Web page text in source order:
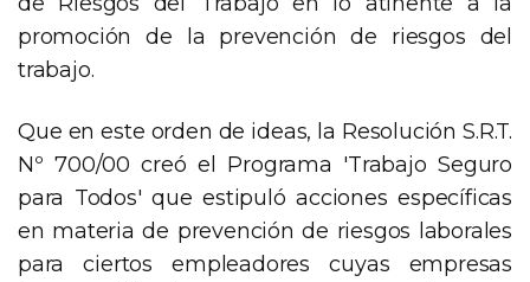
promoción de la prevención de riesgos del
trabajo.
Que en este orden de ideas, la Resolución S.R.T.
Nº 700/00 creó el Programa 'Trabajo Seguro
para Todos' que estipuló acciones específicas
en materia de prevención de riesgos laborales
para ciertos empleadores cuyas empresas